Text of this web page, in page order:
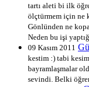
tartı aleti bi ilk
ölçtürmem için ne
Gönlünden ne
Neden bu işi
09 Kasım 2011
kestim :) tabi
bayramlaşmalar
sevindi. Belki